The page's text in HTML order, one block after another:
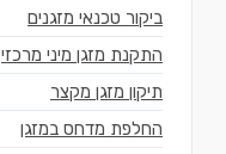
ביקור טכנאי מזגנים
התקנת מזגן מיני מרכזי
תיקון מזגן מקצר
החלפת מדחס במזגן